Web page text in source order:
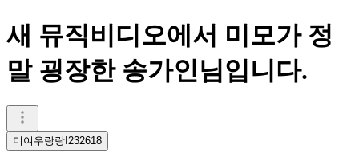
새 뮤직비디오에서 미모가 정
말 굉장한 송가인님입니다.
미여우랑랑I232618